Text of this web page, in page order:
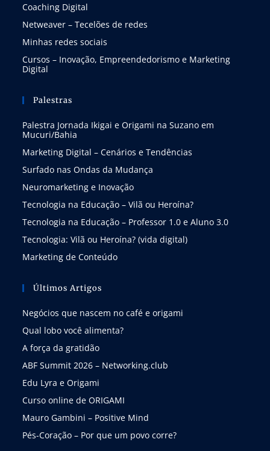
Coaching Digital
Netweaver – Tecelões de redes
Minhas redes sociais
Cursos – Inovação, Empreendedorismo e Marketing
Digital
Palestras
Palestra Jornada Ikigai e Origami na Suzano em
Mucuri/Bahia
Marketing Digital – Cenários e Tendências
Surfado nas Ondas da Mudança
Neuromarketing e Inovação
Tecnologia na Educação – Vilã ou Heroína?
Tecnologia na Educação – Professor 1.0 e Aluno 3.0
Tecnologia: Vilã ou Heroína? (vida digital)
Marketing de Conteúdo
Últimos Artigos
Negócios que nascem no café e origami
Qual lobo você alimenta?
A força da gratidão
ABF Summit 2026 – Networking.club
Edu Lyra e Origami
Curso online de ORIGAMI
Mauro Gambini – Positive Mind
Pés-Coração – Por que um povo corre?